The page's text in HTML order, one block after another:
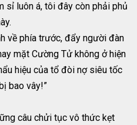
sỉ luôn á, tôi đây còn phải phủ
về phía trước, đẩy người đàn
mặt Cường Tử không ở hiện
hiệu của tổ đòi nợ siêu tốc
bao vây!”
câu chửi tục vô thức kẹt